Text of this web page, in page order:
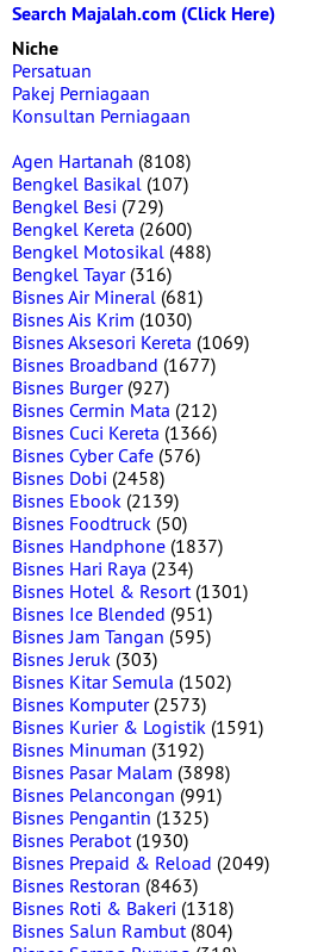
Search Majalah.com (Click Here)
Niche
Persatuan
Pakej Perniagaan
Konsultan Perniagaan
Agen Hartanah (8108)
Bengkel Basikal (107)
Bengkel Besi (729)
Bengkel Kereta (2600)
Bengkel Motosikal (488)
Bengkel Tayar(316)
Bisnes Air Mineral (681)
Bisnes Ais Krim (1030)
Bisnes Aksesori Kereta (1069)
Bisnes Broadband (1677)
Bisnes Burger(927)
Bisnes Cermin Mata (212)
Bisnes Cuci Kereta (1366)
Bisnes Cyber Cafe (576)
Bisnes Dobi (2458)
Bisnes Ebook (2139)
Bisnes Foodtruck (50)
Bisnes Handphone (1837)
Bisnes Hari Raya (234)
Bisnes Hotel & Resort(1301)
Bisnes Ice Blended (951)
Bisnes Jam Tangan (595)
Bisnes Jeruk (303)
Bisnes Kitar Semula (1502)
Bisnes Komputer(2573)
Bisnes Kurier & Logistik (1591)
Bisnes Minuman (3192)
Bisnes Pasar Malam (3898)
Bisnes Pelancongan (991)
Bisnes Pengantin (1325)
Bisnes Perabot(1930)
Bisnes Prepaid & Reload (2049)
Bisnes Restoran (8463)
Bisnes Roti & Bakeri (1318)
Bisnes Salun Rambut(804)